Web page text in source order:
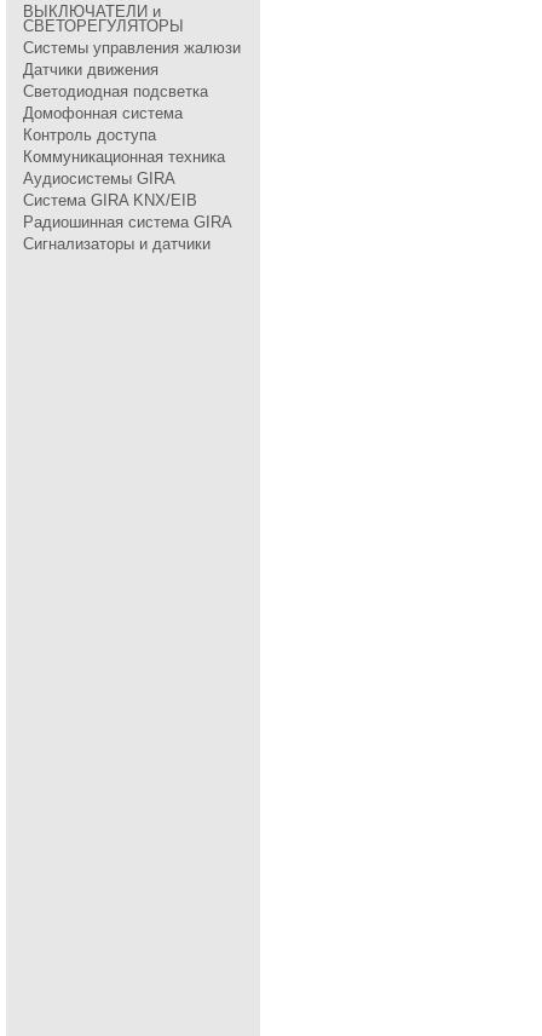
ВЫКЛЮЧАТЕЛИ и
СВЕТОРЕГУЛЯТОРЫ
Системы управления жалюзи
Датчики движения
Светодиодная подсветка
Домофонная система
Контроль доступа
Коммуникационная техника
Аудиосистемы GIRA
Система GIRA KNX/EIB
Радиошинная система GIRA
Сигнализаторы и датчики